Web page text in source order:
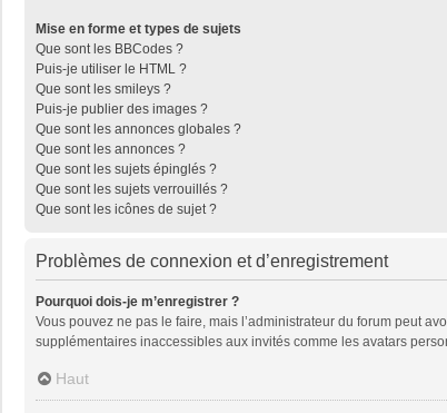
Mise en forme et types de sujets
Que sont les BBCodes ?
Puis-je utiliser le HTML ?
Que sont les smileys ?
Puis-je publier des images ?
Que sont les annonces globales ?
Que sont les annonces ?
Que sont les sujets épinglés ?
Que sont les sujets verrouillés ?
Que sont les icônes de sujet ?
Problèmes de connexion et d’enregistrement
Pourquoi dois-je m’enregistrer ?
Vous pouvez ne pas le faire, mais l’administrateur du forum peut
supplémentaires inaccessibles aux invités comme les avatars
Haut